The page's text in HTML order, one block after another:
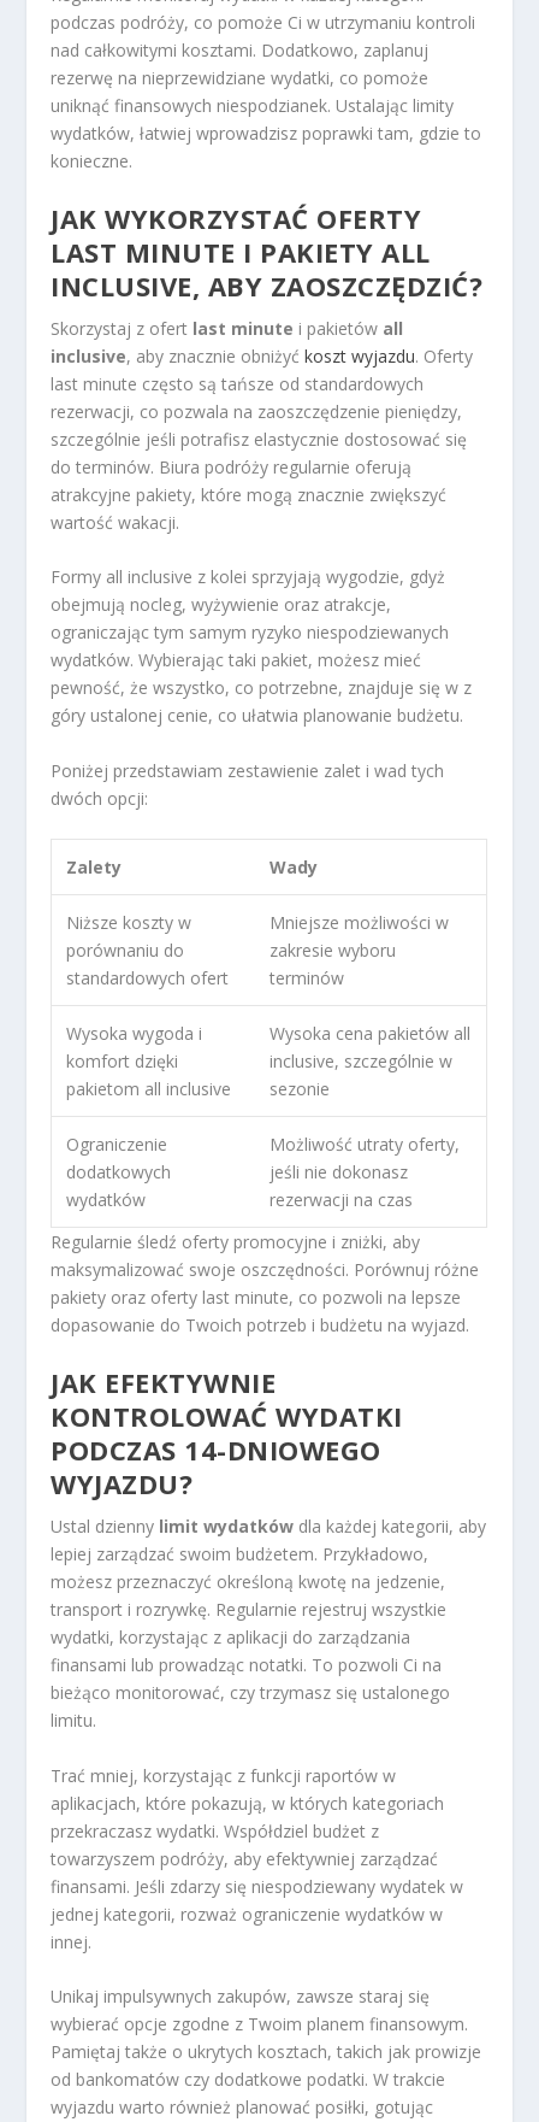
podczas podróży, co pomoże Ci w utrzymaniu kontroli
nad całkowitymi kosztami. Dodatkowo, zaplanuj
rezerwę na nieprzewidziane wydatki, co pomoże
uniknąć finansowych niespodzianek. Ustalając limity
wydatków, łatwiej wprowadzisz poprawki tam, gdzie to
konieczne.
JAK WYKORZYSTAĆ OFERTY
LAST MINUTE I PAKIETY ALL
INCLUSIVE, ABY ZAOSZCZĘDZIĆ?
Skorzystaj z ofert last minute i pakietów all
inclusive, aby znacznie obniżyćkoszt wyjazdu. Oferty
last minute często są tańsze od standardowych
rezerwacji, co pozwala na zaoszczędzenie pieniędzy,
szczególnie jeśli potrafisz elastycznie dostosować się
do terminów. Biura podróży regularnie oferują
atrakcyjne pakiety, które mogą znacznie zwiększyć
wartość wakacji.
Formy all inclusive z kolei sprzyjają wygodzie, gdyż
obejmują nocleg, wyżywienie oraz atrakcje,
ograniczając tym samym ryzyko niespodziewanych
wydatków. Wybierając taki pakiet, możesz mieć
pewność, że wszystko, co potrzebne, znajduje się w z
góry ustalonej cenie, co ułatwia planowanie budżetu.
Poniżej przedstawiam zestawienie zalet i wad tych
dwóch opcji:
Zalety Wady
Niższe koszty w
porównaniu do
standardowych ofert
Mniejsze możliwości w
zakresie wyboru
terminów
Wysoka wygoda i
komfort dzięki
pakietom all inclusive
Wysoka cena pakietów all
inclusive, szczególnie w
sezonie
Ograniczenie
dodatkowych
wydatków
Możliwość utraty oferty,
jeśli nie dokonasz
rezerwacji na czas
Regularnie śledź oferty promocyjne i zniżki, aby
maksymalizować swoje oszczędności. Porównuj różne
pakiety oraz oferty last minute, co pozwoli na lepsze
dopasowanie do Twoich potrzeb i budżetu na wyjazd.
JAK EFEKTYWNIE
KONTROLOWAĆ WYDATKI
PODCZAS 14-DNIOWEGO
WYJAZDU?
Ustal dzienny limit wydatków dla każdej kategorii, aby
lepiej zarządzać swoim budżetem. Przykładowo,
możesz przeznaczyć określoną kwotę na jedzenie,
transport i rozrywkę. Regularnie rejestruj wszystkie
wydatki, korzystając z aplikacji do zarządzania
finansami lub prowadząc notatki. To pozwoli Ci na
bieżąco monitorować, czy trzymasz się ustalonego
limitu.
Trać mniej, korzystając z funkcji raportów w
aplikacjach, które pokazują, w których kategoriach
przekraczasz wydatki. Współdziel budżet z
towarzyszem podróży, aby efektywniej zarządzać
finansami. Jeśli zdarzy się niespodziewany wydatek w
jednej kategorii, rozważ ograniczenie wydatków w
innej.
Unikaj impulsywnych zakupów, zawsze staraj się
wybierać opcje zgodne z Twoim planem finansowym.
Pamiętaj także o ukrytych kosztach, takich jak prowizje
od bankomatów czy dodatkowe podatki. W trakcie
wyjazdu warto również planować posiłki, gotując